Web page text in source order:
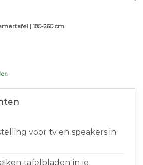
| 180-260 cm
voor tv en speakers in
tafelbladen in je